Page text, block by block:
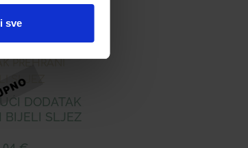
sve
DODATAK
BIJELI SLJEZ